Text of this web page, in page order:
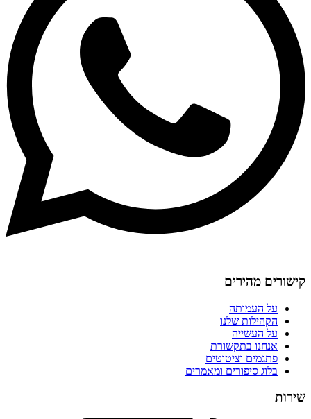
קישורים מהירים
על העמותה
הקהילות שלנו
על העשייה
אנחנו בתקשורת
פתגמים וציטוטים
בלוג סיפורים ומאמרים
שירות